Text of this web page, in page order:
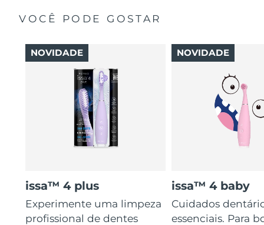
VOCÊ PODE GOSTAR
issa™ 4 plus
Experimente uma limpeza
profissional de dentes
NOVIDADE
issa™ 4 baby
Cuidados
essenciais. Para
NOVIDADE